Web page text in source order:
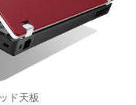
ド天板